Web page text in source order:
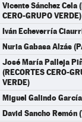
Vicente Sánchez Cela
CERO-GRUPO VERDE)
Iván Echeverría
Nuria Gabasa Alzás
José María Palleja
(RECORTES CERO-
VERDE)
Miguel Galindo
David Sancho Remón